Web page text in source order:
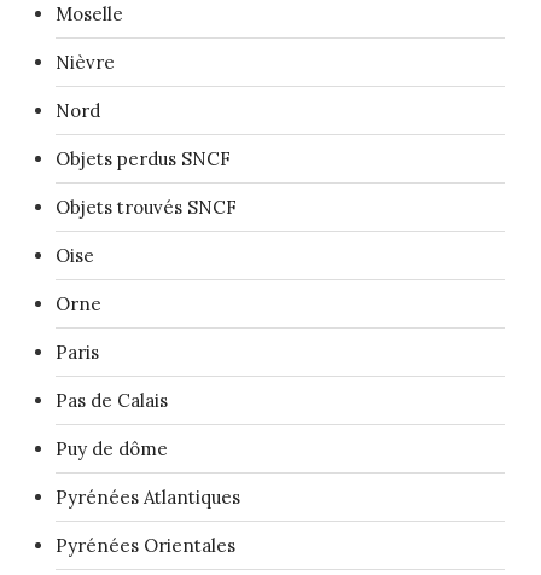
Moselle
Nièvre
Nord
Objets perdus SNCF
Objets trouvés SNCF
Oise
Orne
Paris
Pas de Calais
Puy de dôme
Pyrénées Atlantiques
Pyrénées Orientales